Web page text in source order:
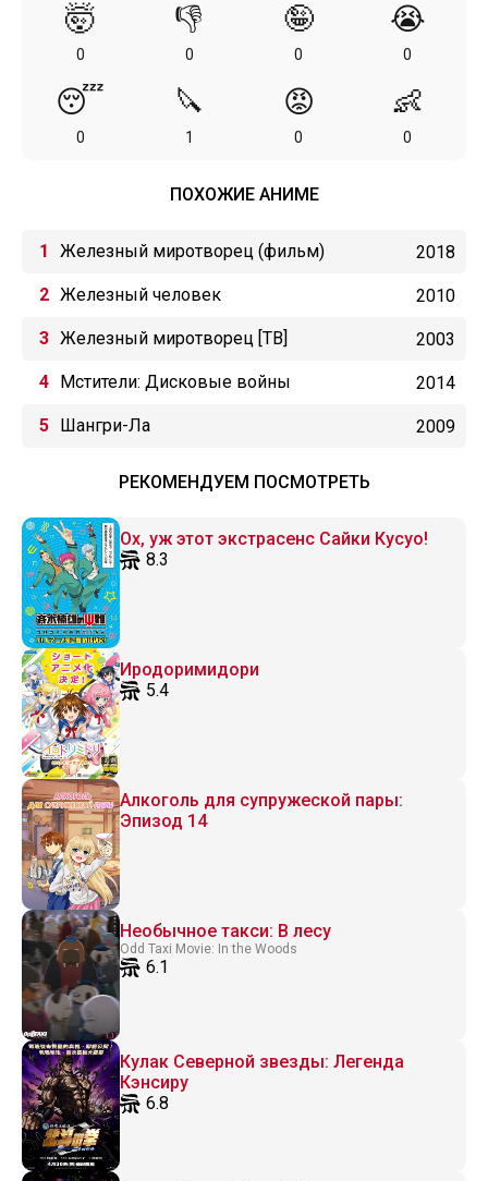
🤯
0
👎
0
🤪
0
😭
0
😴
0
🔪
1
😡
0
👶
0
ПОХОЖИЕ АНИМЕ
Железный миротворец (фильм) 2018
Железный человек 2010
Железный миротворец [ТВ] 2003
Мстители: Дисковые войны 2014
Шангри-Ла 2009
РЕКОМЕНДУЕМ ПОСМОТРЕТЬ
Ох, уж этот экстрасенс Сайки Кусуо!
8.3
Иродоримидори
5.4
Алкоголь для супружеской пары:
Эпизод 14
Необычное такси: В лесу
Odd Taxi Movie: In the Woods
6.1
Кулак Северной звезды: Легенда
Кэнсиру
6.8